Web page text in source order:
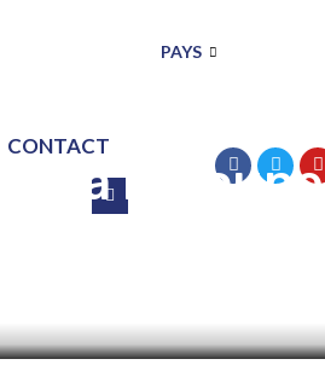
PAYS
CONTACT
à la coupe